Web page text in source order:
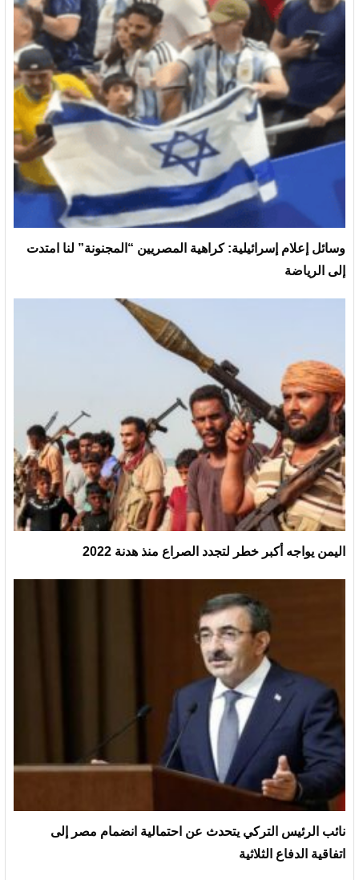
وسائل إعلام إسرائيلية: كراهية المصريين “المجنونة” لنا امتدت
إلى الرياضة
اليمن يواجه أكبر خطر لتجدد الصراع منذ هدنة 2022
نائب الرئيس التركي يتحدث عن احتمالية انضمام مصر إلى
اتفاقية الدفاع الثلاثية